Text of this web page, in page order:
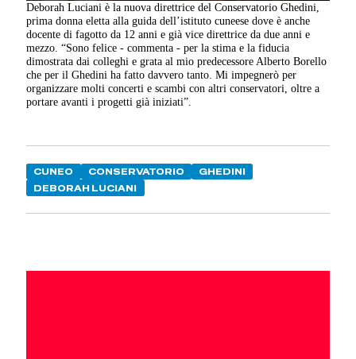
Deborah Luciani è la nuova direttrice del Conservatorio Ghedini,
prima donna eletta alla guida dell’istituto cuneese dove è anche
docente di fagotto da 12 anni e già vice direttrice da due anni e
mezzo. “Sono felice - commenta - per la stima e la fiducia
dimostrata dai colleghi e grata al mio predecessore Alberto Borello
che per il Ghedini ha fatto davvero tanto. Mi impegnerò per
organizzare molti concerti e scambi con altri conservatori, oltre a
portare avanti i progetti già iniziati”.
CUNEO CONSERVATORIO
GHEDINI
DEBORAH LUCIANI